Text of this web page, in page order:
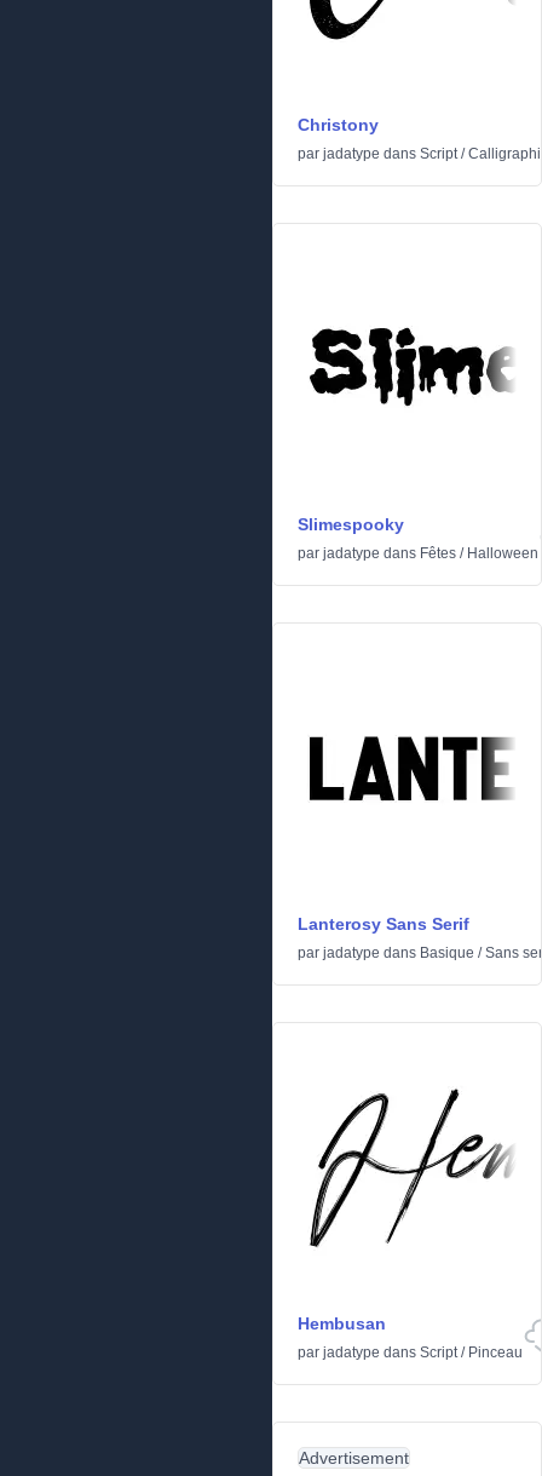
Christony
par jadatype dans Script/
Slimespooky
par jadatype dans Fêtes / Halloween
Lanterosy Sans Serif
par jadatype dans Basique /Sans
Hembusan
par jadatype dans Script/ Pinceau
Advertisement